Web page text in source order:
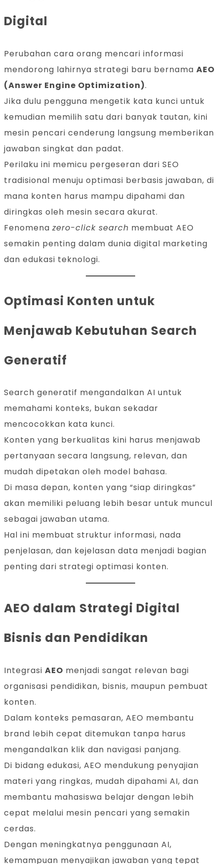
Digital
Perubahan cara orang mencari informasi
mendorong lahirnya strategi baru bernama AEO
(Answer Engine Optimization).
Jika dulu pengguna mengetik kata kunci untuk
kemudian memilih satu dari banyak tautan, kini
mesin pencari cenderung langsung memberikan
jawaban singkat dan padat.
Perilaku ini memicu pergeseran dari SEO
tradisional menuju optimasi berbasis jawaban, di
mana konten harus mampu dipahami dan
diringkas oleh mesin secara akurat.
Fenomena zero-click search membuat AEO
semakin penting dalam dunia digital marketing
dan edukasi teknologi.
Optimasi Konten untuk
Menjawab Kebutuhan Search
Generatif
Search generatif mengandalkan AI untuk
memahami konteks, bukan sekadar
mencocokkan kata kunci.
Konten yang berkualitas kini harus menjawab
pertanyaan secara langsung, relevan, dan
mudah dipetakan oleh model bahasa.
Di masa depan, konten yang “siap diringkas”
akan memiliki peluang lebih besar untuk muncul
sebagai jawaban utama.
Hal ini membuat struktur informasi, nada
penjelasan, dan kejelasan data menjadi bagian
penting dari strategi optimasi konten.
AEO dalam Strategi Digital
Bisnis dan Pendidikan
Integrasi AEO menjadi sangat relevan bagi
organisasi pendidikan, bisnis, maupun pembuat
konten.
Dalam konteks pemasaran, AEO membantu
brand lebih cepat ditemukan tanpa harus
mengandalkan klik dan navigasi panjang.
Di bidang edukasi, AEO mendukung penyajian
materi yang ringkas, mudah dipahami AI, dan
membantu mahasiswa belajar dengan lebih
cepat melalui mesin pencari yang semakin
cerdas.
Dengan meningkatnya penggunaan AI,
kemampuan menyajikan jawaban yang tepat